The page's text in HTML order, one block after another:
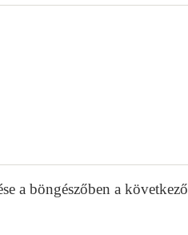
a böngészőben a következő